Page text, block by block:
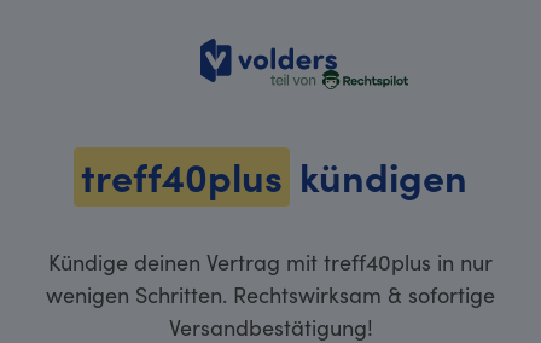
volders
treff40plus kündigen
Kündige deinen Vertrag mit treff40plus in nur
wenigen Schritten. Rechtswirksam & sofortige
Versandbestätigung!